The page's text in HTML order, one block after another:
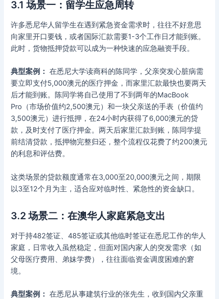
3.1 场景一：留学生应急周转
许多悉尼华人留学生在遇到紧急资金需求时，往往不好意思
向家里开口要钱，或者国际汇款需要1-3个工作日才能到账。
此时，货物抵押贷款可以成为一种快速的应急融资手段。
典型案例： 在悉尼大学读商科的陈同学，父亲突发心脏病需
要立即支付5,000澳元的医疗押金，而家里汇款最快也要两天
后才能到账。陈同学将自己使用了不到两年的MacBook
Pro（市场价值约2,500澳元）和一块父亲送的手表（价值约
3,500澳元）进行抵押，在24小时内获得了6,000澳元的贷
款，及时支付了医疗押金。两天后家里汇款到账，陈同学提
前结清贷款，抵押物完整归还，整个流程仅花费了约200澳元
的利息和评估费。
这类场景的贷款额度通常在3,000至20,000澳元之间，期限
以3至12个月为主，适合应对临时性、紧急性的资金缺口。
3.2 场景二：在澳华人家庭紧急支出
对于持482签证、485签证或其他临时签证在悉尼工作的华人
家庭，日常收入虽然稳定，但面对国内家人的突发需求（如
父母医疗费用、弟妹学费），往往面临资金调度困难的窘
境。
典型案例： 在悉尼从事建筑行业的张先生，收到国内父亲重